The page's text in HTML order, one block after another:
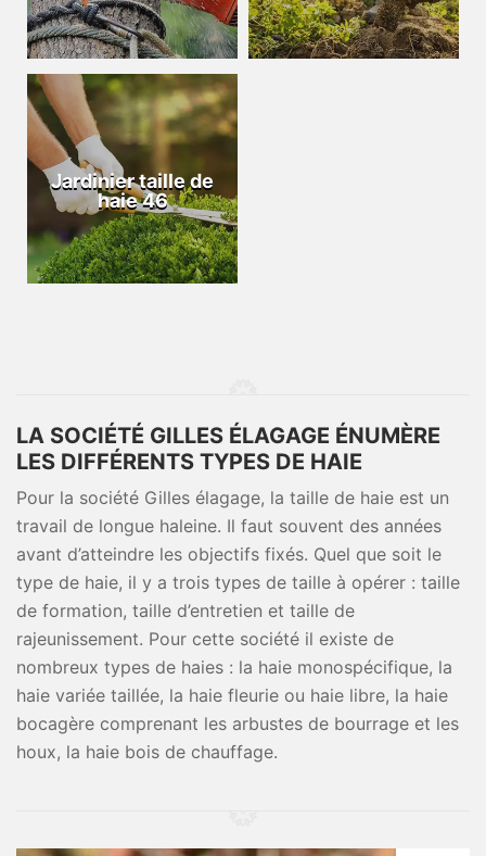
Jardinier taille de
haie 46
LA SOCIÉTÉ GILLES ÉLAGAGE ÉNUMÈRE
LES DIFFÉRENTS TYPES DE HAIE
Pour la société Gilles élagage, la taille de haie est un
travail de longue haleine. Il faut souvent des années
avant d’atteindre les objectifs fixés. Quel que soit le
type de haie, il y a trois types de taille à opérer : taille
de formation, taille d’entretien et taille de
rajeunissement. Pour cette société il existe de
nombreux types de haies : la haie monospécifique, la
haie variée taillée, la haie fleurie ou haie libre, la haie
bocagère comprenant les arbustes de bourrage et les
houx, la haie bois de chauffage.